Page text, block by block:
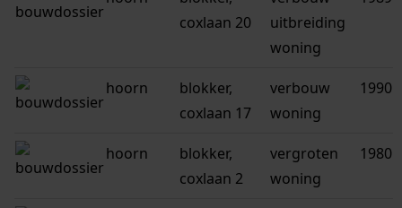
coxlaan 20
uitbreiding
woning
hoorn
blokker,
coxlaan 17
verbouw
woning
1990
hoorn
blokker,
coxlaan 2
vergroten
woning
1980